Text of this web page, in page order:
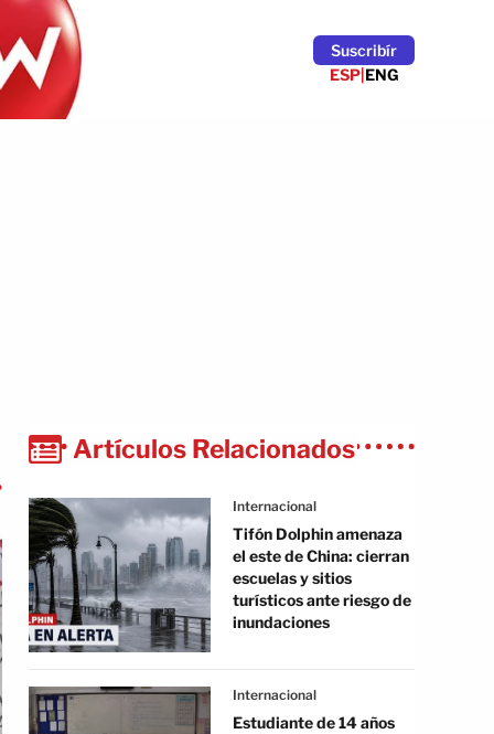
Suscribír
ESP|ENG
Artículos Relacionados
Internacional
Tifón Dolphin amenaza
el este de China: cierran
escuelas y sitios
turísticos ante riesgo de
inundaciones
Internacional
Estudiante de 14 años